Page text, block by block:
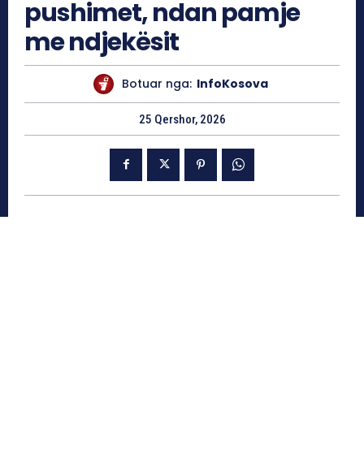
pushimet, ndan pamje
me ndjekësit
Botuar nga: InfoKosova
25 Qershor, 2026